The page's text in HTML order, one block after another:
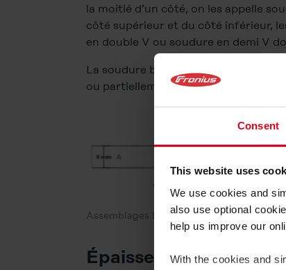
Consent
This website uses
We use cookies and
also use optional
help us improve our
With the cookies and
la moitié d’un côté, on les appelle
côté supérieur et du côté inférieur,
en double V ou soudure en demi V
La soudure bout à bout sur bords
ou partiellement aplanie après le
Assemblages bout à bout avec soudure
Épaisseur de soudure